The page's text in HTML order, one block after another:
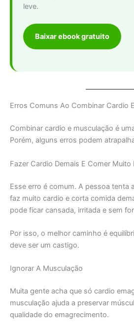
leve.
Baixar ebook gratuito
Erros Comuns Ao Combinar Cardio
Combinar cardio e musculação é
Porém, alguns erros podem
Fazer Cardio Demais E Comer Muito
Esse erro é comum. A pessoa tenta
faz muito cardio e corta comida
pode ficar cansada, irritada e sem
Por isso, o melhor caminho é
deve ser um castigo.
Ignorar A Musculação
Muita gente acha que só cardio
musculação ajuda a preservar
qualidade do emagrecimento.